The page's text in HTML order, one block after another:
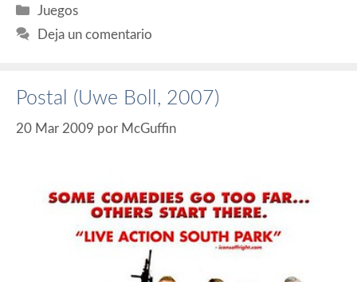
Categorías
Juegos
Deja un comentario
Postal (Uwe Boll, 2007)
20 Mar 2009 por McGuffin